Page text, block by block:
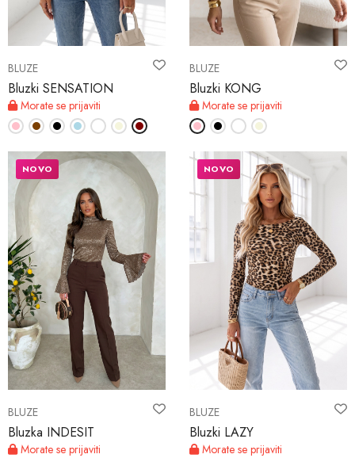
BLUZE
Bluzki SENSATION
Morate se prijaviti
BLUZE
Bluzki KONG
Morate se prijaviti
BLUZE
Bluzka INDESIT
Morate se prijaviti
NOVO
BLUZE
Bluzki LAZY
Morate se prijaviti
NOVO